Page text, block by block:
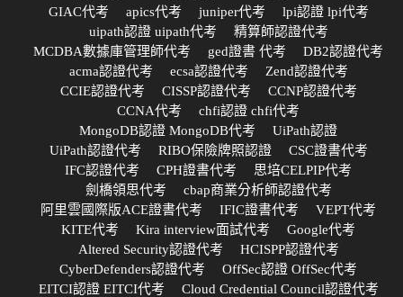
GIAC代考
apics代考 juniper代考
lpi認證 lpi代考
uipath認證 uipath代考
精算師認證代考
MCDBA數據庫管理師代考
ged證書 代考
DB2認證代考
acma認證代考
ecsa認證代考
Zend認證代考
CCIE認證代考
CISSP認證代考
CCNP認證代考
CCNA代考
chfi認證 chfi代考
MongoDB認證 MongoDB代考
UiPath認證
UiPath認證代考
RIBO保險牌照認證
CSC證書代考
IFC認證代考
CPH證書代考
思培CELPIP代考
劍橋領思代考
cbap商業分析師認證代考
阿里雲國際版ACE證書代考
IFIC證書代考
VEPT代考
KITE代考
Kira interview面試代考
Google代考
Altered Security認證代考
HCISPP認證代考
CyberDefenders認證代考
OffSec認證 OffSec代考
EITCI認證 EITCI代考
Cloud Credential Council認證代考